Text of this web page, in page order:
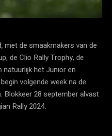
met de smaakmakers van de
de Clio Rally Trophy, de
het Junior en
volgende week na de
Blokkeer 28 september alvast
Rally 2024.